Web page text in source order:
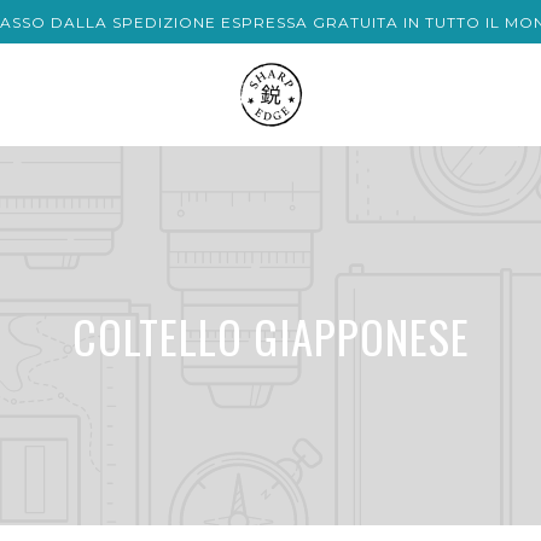
DALLA SPEDIZIONE ESPRESSA GRATUITA IN TUTTO IL
COLTELLO GIAPPONESE